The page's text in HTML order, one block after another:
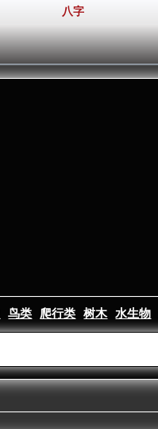
八字
鸟类 爬行类 树木 水生物